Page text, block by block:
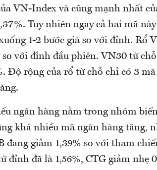
VN-Index và cũng mạnh nhất
Tuy nhiên ngay cả hai mã
1-2 bước giá so với đỉnh. Rổ
với đỉnh đầu phiên. VN30 từ
Độ rộng của rổ từ chỗ chỉ có 3
ngân hàng nằm trong nhóm
khá nhiều mã ngân hàng tăng,
đang giảm 1,39% so với tham
đã là 1,56%, CTG giảm nhẹ